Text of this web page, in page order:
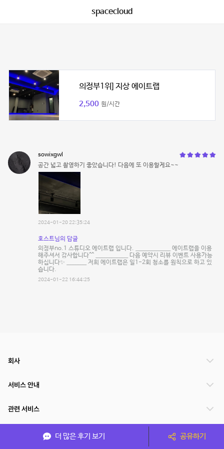
spacecloud
의정부1위] 지상 에이트랩
2,500 원/시간
sowixgwl
공간 넓고 촬영하기 좋았습니다! 다음에 또 이용할게요~~
2024-01-20 22:35:24
호스트님의 답글
의정부no.1 스튜디오 에이트랩 입니다. ______________ 에이트랩을 이용
해주셔서 감사합니다^^ _____________ 다음 예약시 리뷰 이벤트 사용가능
하십니다✨ ________ 저희 에이트랩은 일1-2회 청소를 원칙으로 하고 있
습니다.
2024-01-22 16:44:25
더 많은 후기 보기 공유하기
회사
서비스 안내
관련 서비스